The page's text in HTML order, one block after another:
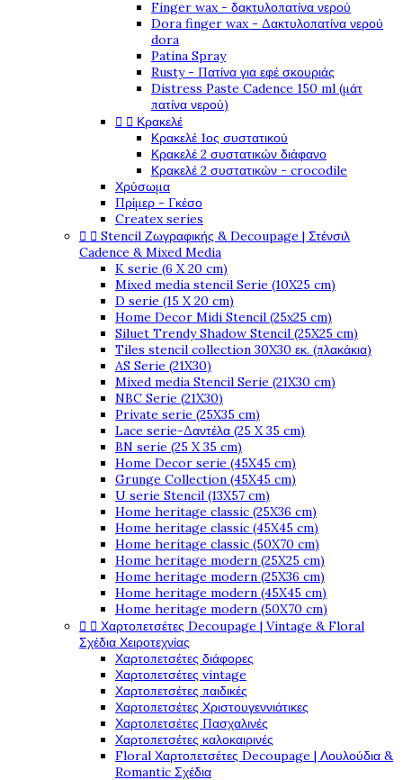
Finger wax - δακτυλοπατίνα νερού
Dora finger wax - Δακτυλοπατίνα νερού
dora
Patina Spray
Rusty - Πατίνα για εφέ σκουριάς
Distress Paste Cadence 150 ml (μάτ
πατίνα νερού)
  Κρακελέ
Κρακελέ 1ος συστατικού
Κρακελέ 2 συστατικών διάφανο
Κρακελέ 2 συστατικών - crocodile
Χρύσωμα
Πρίμερ - Γκέσο
Createx series
  Stencil Ζωγραφικής & Decoupage | Στένσιλ
Cadence & Mixed Media
K serie (6 X 20 cm)
Mixed media stencil Serie (10X25 cm)
D serie (15 X 20 cm)
Home Decor Midi Stencil (25x25 cm)
Siluet Trendy Shadow Stencil (25X25 cm)
Tiles stencil collection 30X30 εκ. (πλακάκια)
AS Serie (21X30)
Mixed media Stencil Serie (21X30 cm)
NBC Serie (21X30)
Private serie (25X35 cm)
Lace serie-Δαντέλα (25 X 35 cm)
BN serie (25 X 35 cm)
Home Decor serie (45X45 cm)
Grunge Collection (45X45 cm)
U serie Stencil (13X57 cm)
Home heritage classic (25X36 cm)
Home heritage classic (45X45 cm)
Home heritage classic (50X70 cm)
Home heritage modern (25X25 cm)
Home heritage modern (25X36 cm)
Home heritage modern (45X45 cm)
Home heritage modern (50X70 cm)
  Χαρτοπετσέτες Decoupage | Vintage & Floral
Σχέδια Χειροτεχνίας
Χαρτοπετσέτες διάφορες
Χαρτοπετσέτες vintage
Χαρτοπετσέτες παιδικές
Χαρτοπετσέτες Χριστουγεννιάτικες
Χαρτοπετσέτες Πασχαλινές
Χαρτοπετσέτες καλοκαιρινές
Floral Χαρτοπετσέτες Decoupage | Λουλούδια &
Romantic Σχέδια